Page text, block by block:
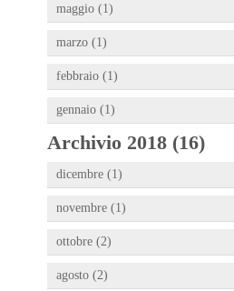
maggio (1)
marzo (1)
febbraio (1)
gennaio (1)
Archivio 2018 (16)
dicembre (1)
novembre (1)
ottobre (2)
agosto (2)